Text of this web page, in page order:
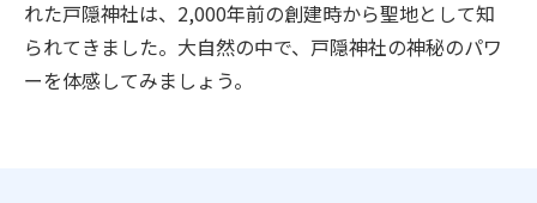
れた戸隠神社は、2,000年前の創建時から聖地として知
られてきました。大自然の中で、戸隠神社の神秘のパワ
ーを体感してみましょう。